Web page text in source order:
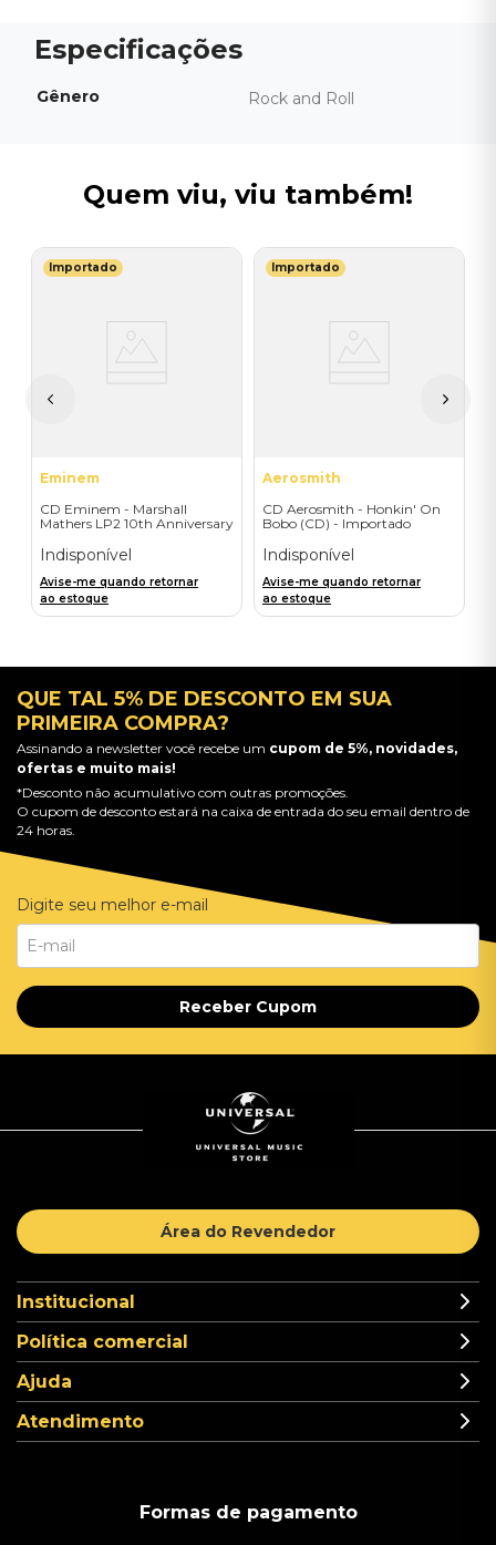
Gênero Rock and Roll
Quem viu, viu também!
Importado
Eminem
CD Eminem - Marshall
Mathers LP2 10th Anniversary
Indisponível
Avise-me quando retornar
ao estoque
Importado
Aerosmith
CD Aerosmith - Honkin' On
Bobo (CD) - Importado
Indisponível
Avise-me quando retornar
ao estoque
QUE TAL 5% DE DESCONTO EM SUA
PRIMEIRA COMPRA?
Assinando a newsletter você recebe um cupom de 5%, novidades,
ofertas e muito mais!
*Desconto não acumulativo com outras promoções.
O cupom de desconto estará na caixa de entrada do seu email dentro de
24 horas.
Digite seu melhor e-mail
Receber Cupom
Área do Revendedor
Institucional
Política comercial
Ajuda
Atendimento
Formas de pagamento